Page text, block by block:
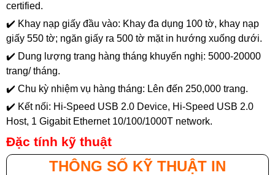
certified.
✔️ Khay nạp giấy đầu vào: Khay đa dụng 100 tờ, khay nạp
giấy 550 tờ; ngăn giấy ra 500 tờ mặt in hướng xuống dưới.
✔️ Dung lượng trang hàng tháng khuyến nghị: 5000-20000
trang/ tháng.
✔️ Chu kỳ nhiệm vụ hàng tháng: Lên đến 250,000 trang.
✔️ Kết nối: Hi-Speed USB 2.0 Device, Hi-Speed USB 2.0
Host, 1 Gigabit Ethernet 10/100/1000T network.
Đặc tính kỹ thuật
THÔNG SỐ KỸ THUẬT IN